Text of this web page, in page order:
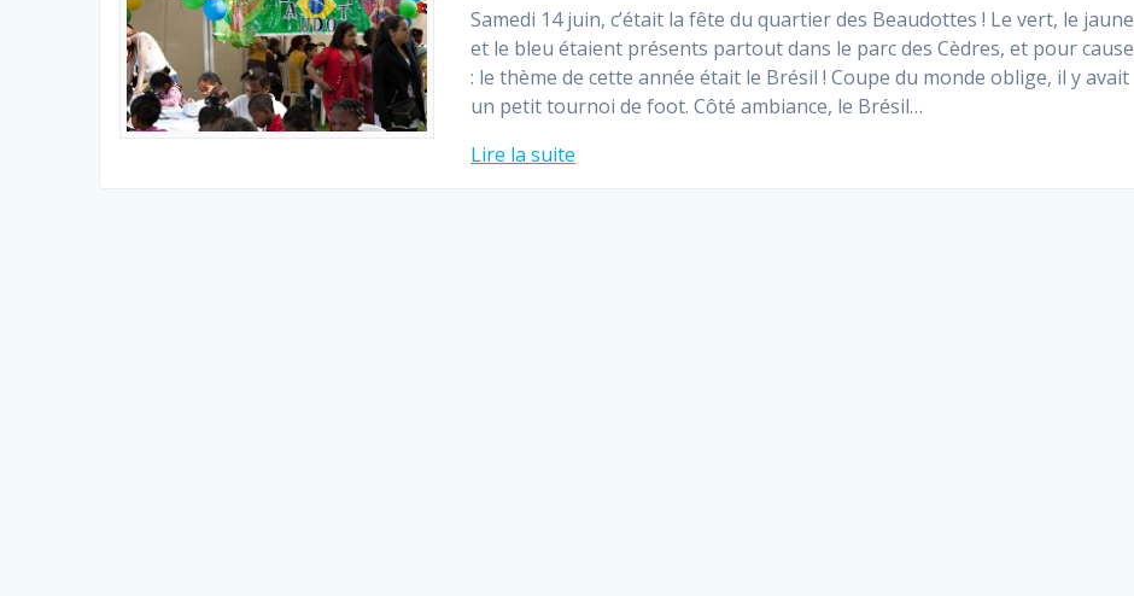
Samedi 14 juin, c’était la fête du quartier des Beaudottes ! Le vert, le jaune
et le bleu étaient présents partout dans le parc des Cèdres, et pour cause
: le thème de cette année était le Brésil ! Coupe du monde oblige, il y avait
un petit tournoi de foot. Côté ambiance, le Brésil…
Lire la suite